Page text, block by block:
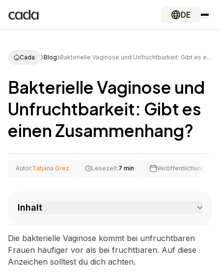
DE
Cada Blog Bakterielle Vaginose und Unfruchtbarkeit: Gibt es einen Zusammenhang?
Bakterielle Vaginose und
Unfruchtbarkeit: Gibt es
einen Zusammenhang?
Autor:Tatjana Grez Lesezeit:7 min Veröffentlichungs
Inhalt
Die bakterielle Vaginose kommt bei unfruchtbaren
Frauen häufiger vor als bei fruchtbaren. Auf diese
Anzeichen solltest du dich achten.